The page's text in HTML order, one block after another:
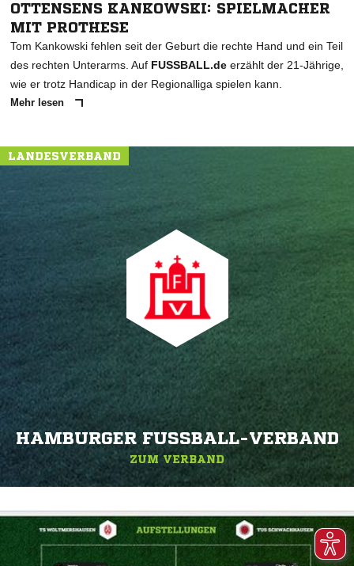
OTTENSENS KANKOWSKI: SPIELMACHER
MIT PROTHESE
Tom Kankowski fehlen seit der Geburt die rechte Hand und ein Teil
des rechten Unterarms. Auf FUSSBALL.de erzählt der 21-Jährige,
wie er trotz Handicap in der Regionalliga spielen kann.
Mehr lesen
LANDESVERBAND
HAMBURGER FUSSBALL-VERBAND
ZUM VERBAND